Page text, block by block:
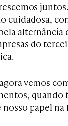
cuidadosa,
alternância
do
vemos
quando
nosso papel